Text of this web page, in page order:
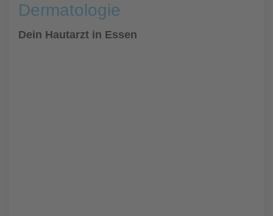
Dermatologie
Dein Hautarzt in Essen